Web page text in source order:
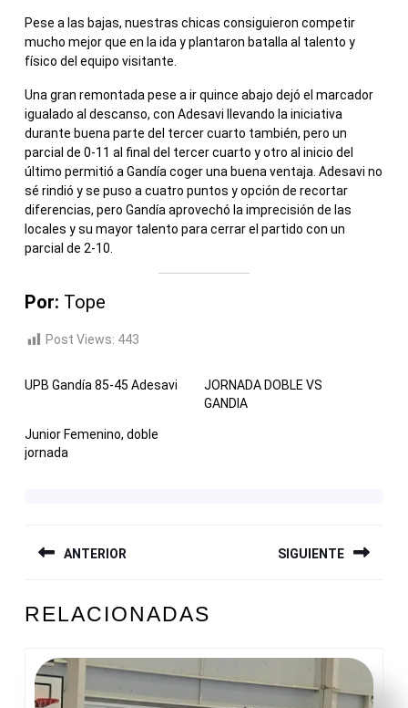
Pese a las bajas, nuestras chicas consiguieron competir
mucho mejor que en la ida y plantaron batalla al talento y
físico del equipo visitante.
Una gran remontada pese a ir quince abajo dejó el marcador
igualado al descanso, con Adesavi llevando la iniciativa
durante buena parte del tercer cuarto también, pero un
parcial de 0-11 al final del tercer cuarto y otro al inicio del
último permitió a Gandía coger una buena ventaja. Adesavi no
sé rindió y se puso a cuatro puntos y opción de recortar
diferencias, pero Gandía aprovechó la imprecisión de las
locales y su mayor talento para cerrar el partido con un
parcial de 2-10.
Por: Tope
Post Views: 443
UPB Gandía 85-45 Adesavi
JORNADA DOBLE VS
GANDIA
Junior Femenino, doble
jornada
DE
ANTERIOR
anterior:
SIGUIENTE
entrada:
RELACIONADAS